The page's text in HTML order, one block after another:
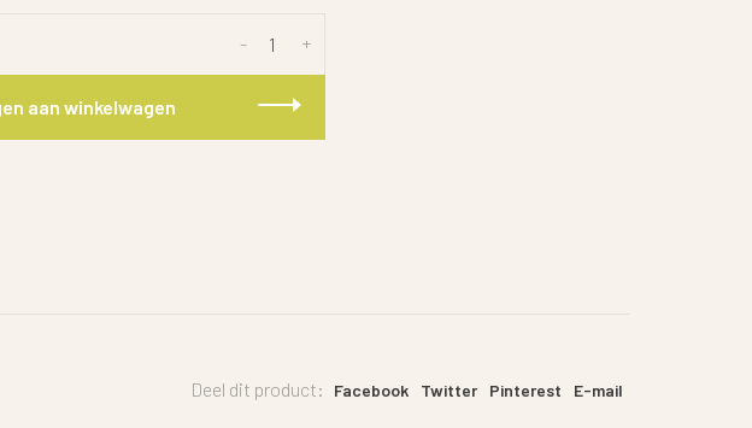
+
-
aan winkelwagen
Deel dit product: Facebook Twitter Pinterest E-mail